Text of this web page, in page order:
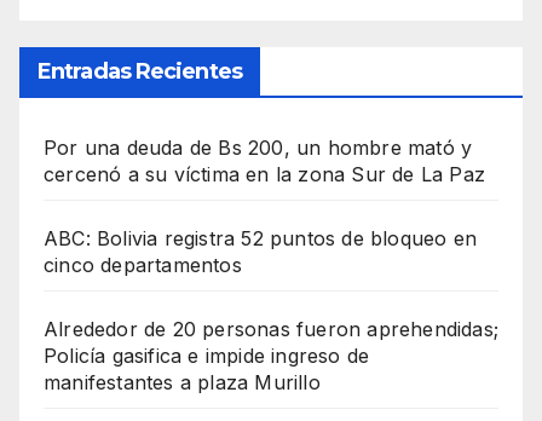
Entradas Recientes
Por una deuda de Bs 200, un hombre mató y
cercenó a su víctima en la zona Sur de La Paz
ABC: Bolivia registra 52 puntos de bloqueo en
cinco departamentos
Alrededor de 20 personas fueron aprehendidas;
Policía gasifica e impide ingreso de
manifestantes a plaza Murillo